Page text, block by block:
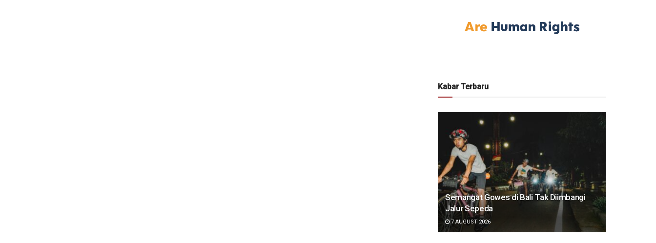
Kabar Terbaru
Semangat Gowes di Bali Tak Diimbangi
Jalur Sepeda
7 AUGUST 2026